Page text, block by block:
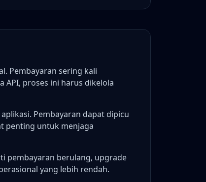
Pembayaran sering kali
proses ini harus dikelola
Pembayaran dapat dipicu
penting untuk menjaga
pembayaran berulang, upgrade
yang lebih rendah.